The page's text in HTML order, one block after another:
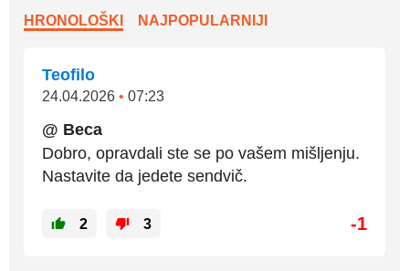
HRONOLOŠKI NAJPOPULARNIJI
Teofilo
24.04.2026 • 07:23
@ Веса
Dobro, opravdali ste se po vašem mišljenju.
Nastavite da jedete sendvič.
2 3 -1